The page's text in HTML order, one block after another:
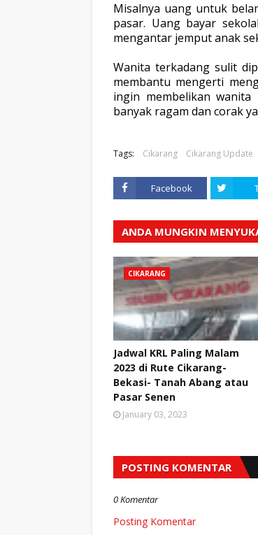
Misalnya uang untuk
pasar. Uang bayar
mengantar jemputanak
Wanita terkadang sulit
membantu mengerti
ingin membelikan
banyak ragam dan corak
Tags: Cikarang Cikarang Update
Facebook
ANDA MUNGKIN
CIKARANG
Jadwal KRL Paling Malam
2023 di Rute Cikarang-
Bekasi- Tanah Abang atau
Pasar Senen
January 03, 2023
POSTING KOMENTAR
0 Komentar
Posting Komentar